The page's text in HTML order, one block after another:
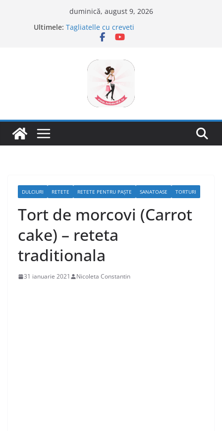
duminică, august 9, 2026
Ultimele: Tagliatelle cu creveti
Clafoutis cu cirese
Savarine
DULCIURI RETETE RETETE PENTRU PAȘTE SANATOASE TORTURI
Tort de morcovi (Carrot
cake) – reteta
traditionala
31 ianuarie 2021 Nicoleta Constantin